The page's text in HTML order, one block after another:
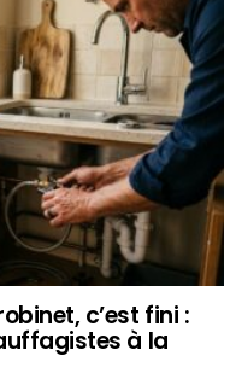
c’est fini :
à la